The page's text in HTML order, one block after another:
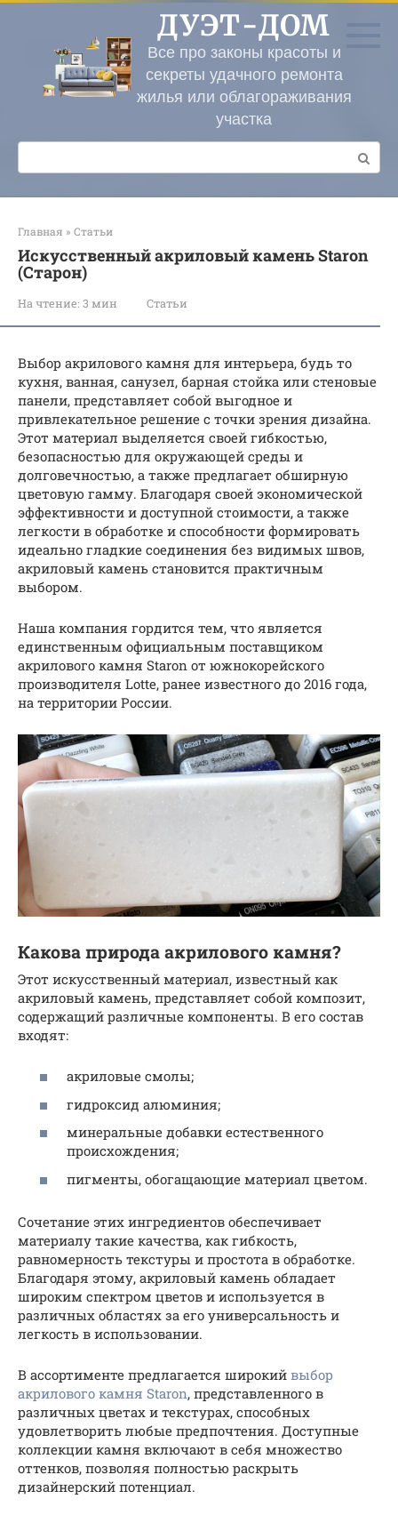
Перейти
контенту
ДУЭТ-ДОМ
Все про законы красоты и
секреты удачного ремонта
жилья или облагораживания
участка
Поиск:
Главная » Статьи
Искусственный акриловый камень Staron
(Старон)
На чтение: 3 мин Статьи
Выбор акрилового камня для интерьера, будь то
кухня, ванная, санузел, барная стойка или стеновые
панели, представляет собой выгодное и
привлекательное решение с точки зрения дизайна.
Этот материал выделяется своей гибкостью,
безопасностью для окружающей среды и
долговечностью, а также предлагает обширную
цветовую гамму. Благодаря своей экономической
эффективности и доступной стоимости, а также
легкости в обработке и способности формировать
идеально гладкие соединения без видимых швов,
акриловый камень становится практичным
выбором.
Наша компания гордится тем, что является
единственным официальным поставщиком
акрилового камня Staron от южнокорейского
производителя Lotte, ранее известного до 2016 года,
на территории России.
Какова природа акрилового камня?
Этот искусственный материал, известный как
акриловый камень, представляет собой композит,
содержащий различные компоненты. В его состав
входят:
акриловые смолы;
гидроксид алюминия;
минеральные добавки естественного
происхождения;
пигменты, обогащающие материал цветом.
Сочетание этих ингредиентов обеспечивает
материалу такие качества, как гибкость,
равномерность текстуры и простота в обработке.
Благодаря этому, акриловый камень обладает
широким спектром цветов и используется в
различных областях за его универсальность и
легкость в использовании.
В ассортименте предлагается широкий выбор
акрилового камня Staron, представленного в
различных цветах и текстурах, способных
удовлетворить любые предпочтения. Доступные
коллекции камня включают в себя множество
оттенков, позволяя полностью раскрыть
дизайнерский потенциал.